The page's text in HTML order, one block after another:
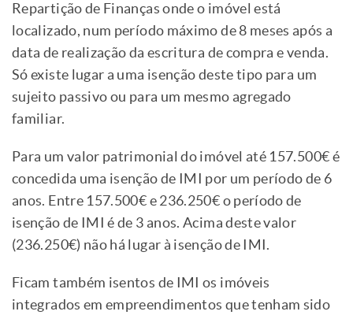
Repartição de Finanças onde o imóvel está
localizado, num período máximo de 8 meses após a
data de realização da escritura de compra e venda.
Só existe lugar a uma isenção deste tipo para um
sujeito passivo ou para um mesmo agregado
familiar.
Para um valor patrimonial do imóvel até 157.500€ é
concedida uma isenção de IMI por um período de 6
anos. Entre 157.500€ e 236.250€ o período de
isenção de IMI é de 3 anos. Acima deste valor
(236.250€) não há lugar à isenção de IMI.
Ficam também isentos de IMI os imóveis
integrados em empreendimentos que tenham sido